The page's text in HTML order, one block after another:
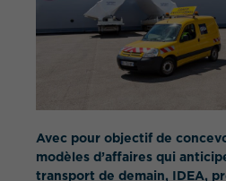
WHAT IS YOUR
Avec pour objectif de
modèles d’affaires qui
transport de demain, IDEA,